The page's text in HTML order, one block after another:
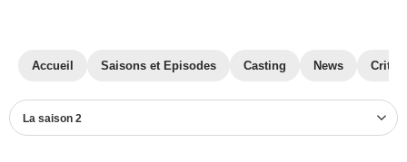
Accueil Saisons et Episodes Casting News
La saison 2